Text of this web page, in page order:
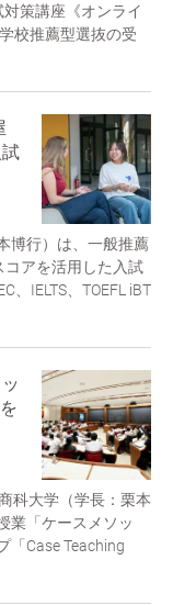
策講座《オンライ
校推薦型選抜の受
博行）は、一般推薦
コアを活用した入試
IELTS、TOEFL iBT
科大学（学長：栗本
業「ケースメソッ
「Case Teaching